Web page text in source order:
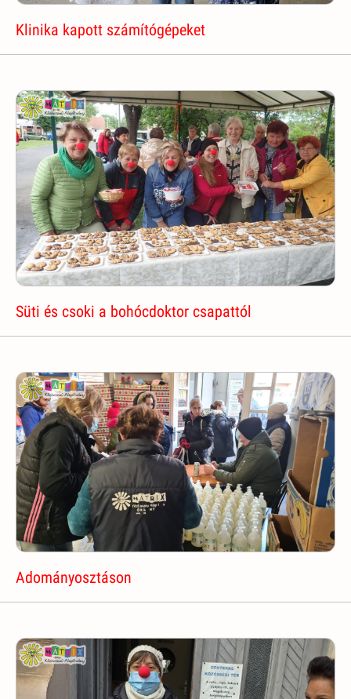
Klinika kapott számítógépeket
Süti és csoki a bohócdoktor csapattól
Adományosztáson